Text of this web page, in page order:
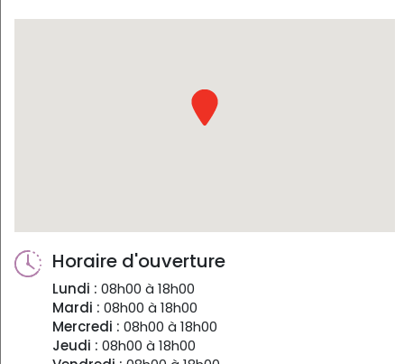
Horaire d'ouverture
Lundi : 08h00 à 18h00
Mardi : 08h00 à 18h00
Mercredi : 08h00 à 18h00
Jeudi : 08h00 à 18h00